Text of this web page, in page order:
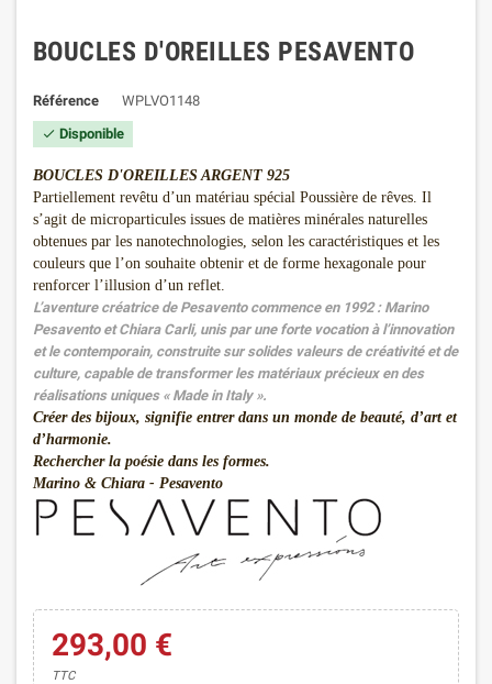
BOUCLES D'OREILLES PESAVENTO
Référence WPLVO1148
 Disponible
BOUCLES D'OREILLES ARGENT 925
Partiellement revêtu d’un matériau spécial Poussière de rêves. Il
s’agit de microparticules issues de matières minérales naturelles
obtenues par les nanotechnologies, selon les caractéristiques et les
couleurs que l’on souhaite obtenir et de forme hexagonale pour
renforcer l’illusion d’un reflet.
L’aventure créatrice de Pesavento commence en 1992 : Marino
Pesavento et Chiara Carli, unis par une forte vocation à l’innovation
et le contemporain, construite sur solides valeurs de créativité et de
culture, capable de transformer les matériaux précieux en des
réalisations uniques « Made in Italy ».
Créer des bijoux, signifie entrer dans un monde de beauté, d’art et
d’harmonie.
Rechercher la poésie dans les formes.
Marino & Chiara - Pesavento
293,00 €
TTC